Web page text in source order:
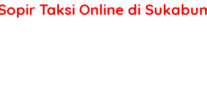
Taksi Online di